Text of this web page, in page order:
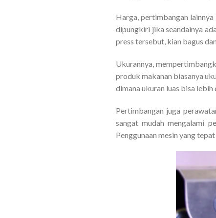
Harga, pertimbangan
dipungkiri jika seandainya
press tersebut, kian bagus
Ukurannya,
produk makanan biasanya
dimana ukuran luas bisa
Pertimbangan juga
sangat mudah mengalami
Penggunaan mesin yang